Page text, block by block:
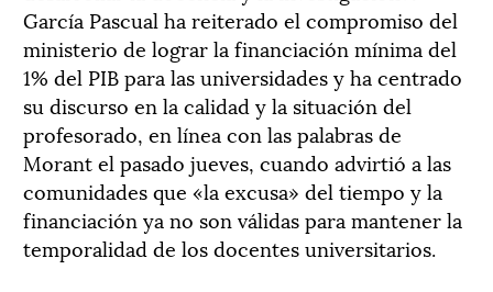
García Pascual ha reiterado el compromiso del
ministerio de lograr la financiación mínima del
1% del PIB para las universidades y ha centrado
su discurso en la calidad y la situación del
profesorado, en línea con las palabras de
Morant el pasado jueves, cuando advirtió a las
comunidades que «la excusa» del tiempo y la
financiación ya no son válidas para mantener la
temporalidad de los docentes universitarios.